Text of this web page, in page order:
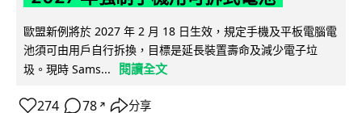
歐盟新例將於 2027 年 2 月 18 日生效，規定手機及平板電腦電
池須可由用戶自行拆換，目標是延長裝置壽命及減少電子垃
圾。現時 Sams...
閱讀全文
274 78 ↗ 分享